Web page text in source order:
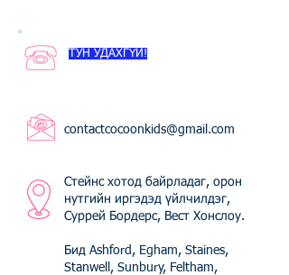
ТУН УДАХГҮЙ!
contactcocoonkids@gmail.com
Стейнс хотод байрладаг, орон
нутгийн иргэдэд үйлчилдэг,
Суррей Бордерс, Вест Хонслоу.
Бид Ashford, Egham, Staines,
Stanwell, Sunbury, Feltham,